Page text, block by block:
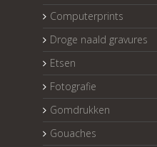
Computerprints
Droge naald gravures
Etsen
Fotografie
Gomdrukken
Gouaches